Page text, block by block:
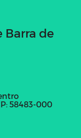
Barra de
58483-000